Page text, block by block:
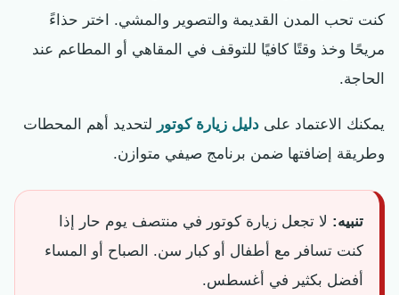
كنت تحب المدن القديمة والتصوير والمشي. اختر حذاءً
مريحًا وخذ وقتًا كافيًا للتوقف في المقاهي أو المطاعم عند
الحاجة.
يمكنك الاعتماد على دليل زيارة كوتور لتحديد أهم المحطات
وطريقة إضافتها ضمن برنامج صيفي متوازن.
تنبيه: لا تجعل زيارة كوتور في منتصف يوم حار إذا
كنت تسافر مع أطفال أو كبار سن. الصباح أو المساء
أفضل بكثير في أغسطس.